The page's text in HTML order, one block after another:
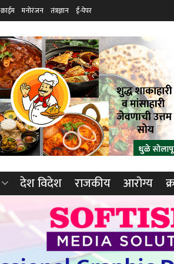
क्राईम मनोरंजन तंत्रज्ञान ई-पेपर
देश विदेश राजकीय आरोग्य